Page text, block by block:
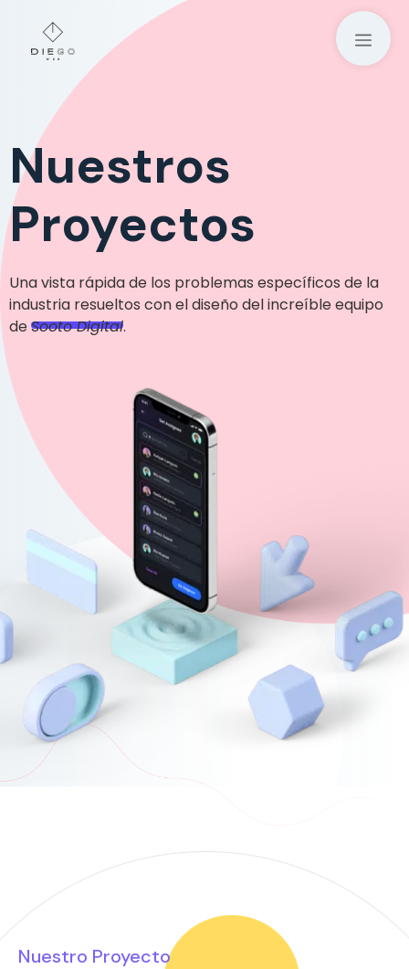
contenido
Nuestros
Proyectos
Una vista rápida de los problemas específicos de la
industria resueltos con el diseño del increíble equipo
deSooto Digital.
Nuestro Proyecto